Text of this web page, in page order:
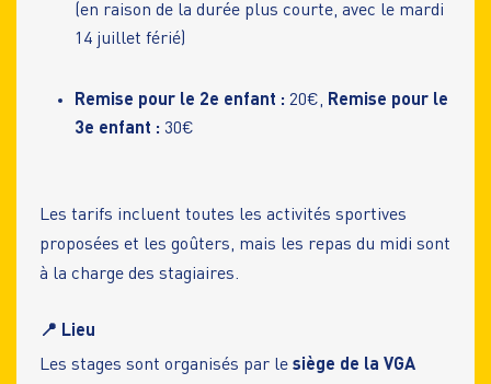
(en raison de la durée plus courte, avec le mardi
14 juillet férié)
Remise pour le 2e enfant : 20€, Remise pour le
3e enfant : 30€
Les tarifs incluent toutes les activités sportives
proposées et les goûters, mais les repas du midi sont
à la charge des stagiaires.
📍 Lieu
Les stages sont organisés par le siège de la VGA